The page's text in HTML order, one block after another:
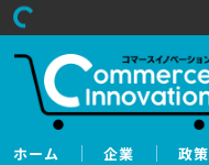
ホーム 企業 政策